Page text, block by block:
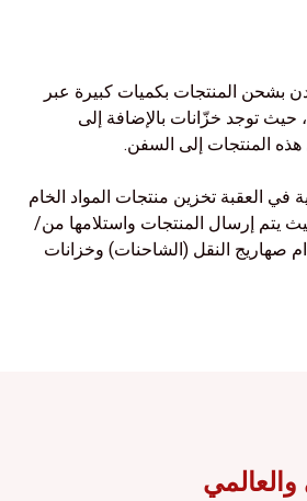
بشحن المنتجات بكميات كبيرة عبر
توجد خزّانات بالإضافة إلى
المنتجات إلى السفن.
في العقبة تخزين منتجات المواد الخام
يتم إرسال المنتجات واستلامها من/
صهاريج النقل (الشاحنات) وخزانات
والعالمي